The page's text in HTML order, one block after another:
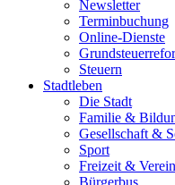
Newsletter
Terminbuchung
Online-Dienste
Steuern
Stadtleben
Die Stadt
Familie &
Gesellschaft &
Sport
Freizeit &
Bürgerbus